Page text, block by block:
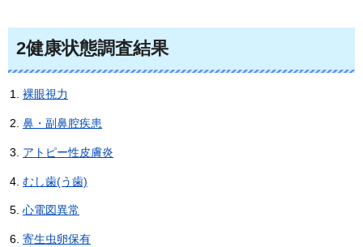
2健康状態調査結果
裸眼視力
鼻・副鼻腔疾患
アトピー性皮膚炎
むし歯(う歯)
心電図異常
寄生虫卵保有